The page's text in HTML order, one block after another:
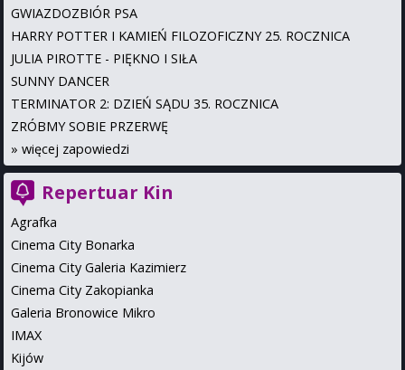
GWIAZDOZBIÓR PSA
HARRY POTTER I KAMIEŃ FILOZOFICZNY 25. ROCZNICA
JULIA PIROTTE - PIĘKNO I SIŁA
SUNNY DANCER
TERMINATOR 2: DZIEŃ SĄDU 35. ROCZNICA
ZRÓBMY SOBIE PRZERWĘ
» więcej zapowiedzi
Repertuar Kin
Agrafka
Cinema City Bonarka
Cinema City Galeria Kazimierz
Cinema City Zakopianka
Galeria Bronowice Mikro
IMAX
Kijów